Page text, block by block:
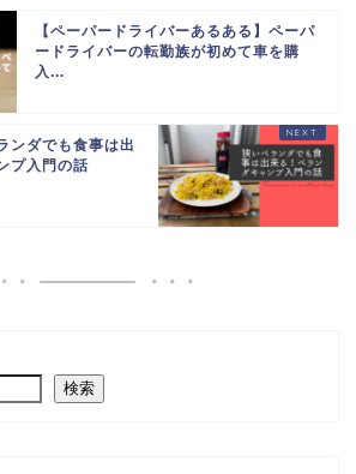
【ペーパードライバーあるある】ペーパ
ードライバーの転勤族が初めて車を購
入...
ンダでも食事は出
プ入門の話
検索